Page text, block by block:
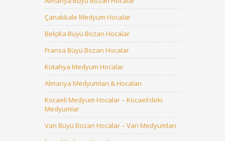
Çanakkale Medyum Hocalar
Belçika Büyü Bozan Hocalar
Fransa Büyü Bozan Hocalar
Kütahya Medyum Hocalar
Almanya Medyumları & Hocaları
Kocaeli Medyum Hocalar – Kocaeli’deki
Medyumlar
Van Büyü Bozan Hocalar – Van Medyumları